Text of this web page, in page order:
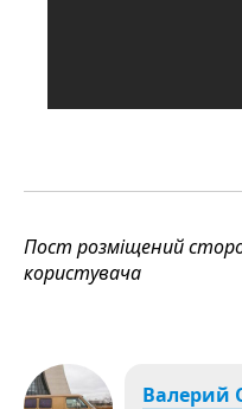
Пост розміщений
користувача
Валерий